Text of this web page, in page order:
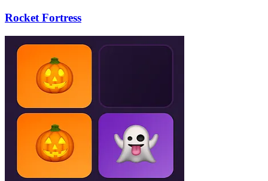
Rocket Fortress